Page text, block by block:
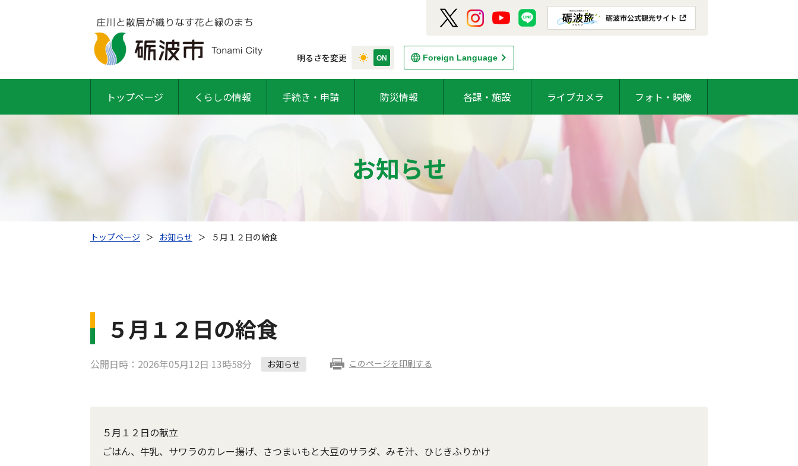
明るさを変更 Foreign Language
トップページ くらしの情報 手続き・申請 防災情報 各課・施設 ライブカメラ フォト・映像
お知らせ
トップページ ＞ お知らせ ＞ ５月１２日の給食
５月１２日の給食
公開日時：2026年05月12日 13時58分 お知らせ このページを印刷する
５月１２日の献立
ごはん、牛乳、サワラのカレー揚げ、さつまいもと大豆のサラダ、みそ汁、ひじきふりかけ